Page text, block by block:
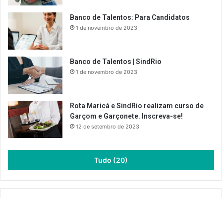
Banco de Talentos: Para Candidatos
1 de novembro de 2023
Banco de Talentos | SindRio
1 de novembro de 2023
Rota Maricá e SindRio realizam curso de
Garçom e Garçonete. Inscreva-se!
12 de setembro de 2023
Tudo (20)